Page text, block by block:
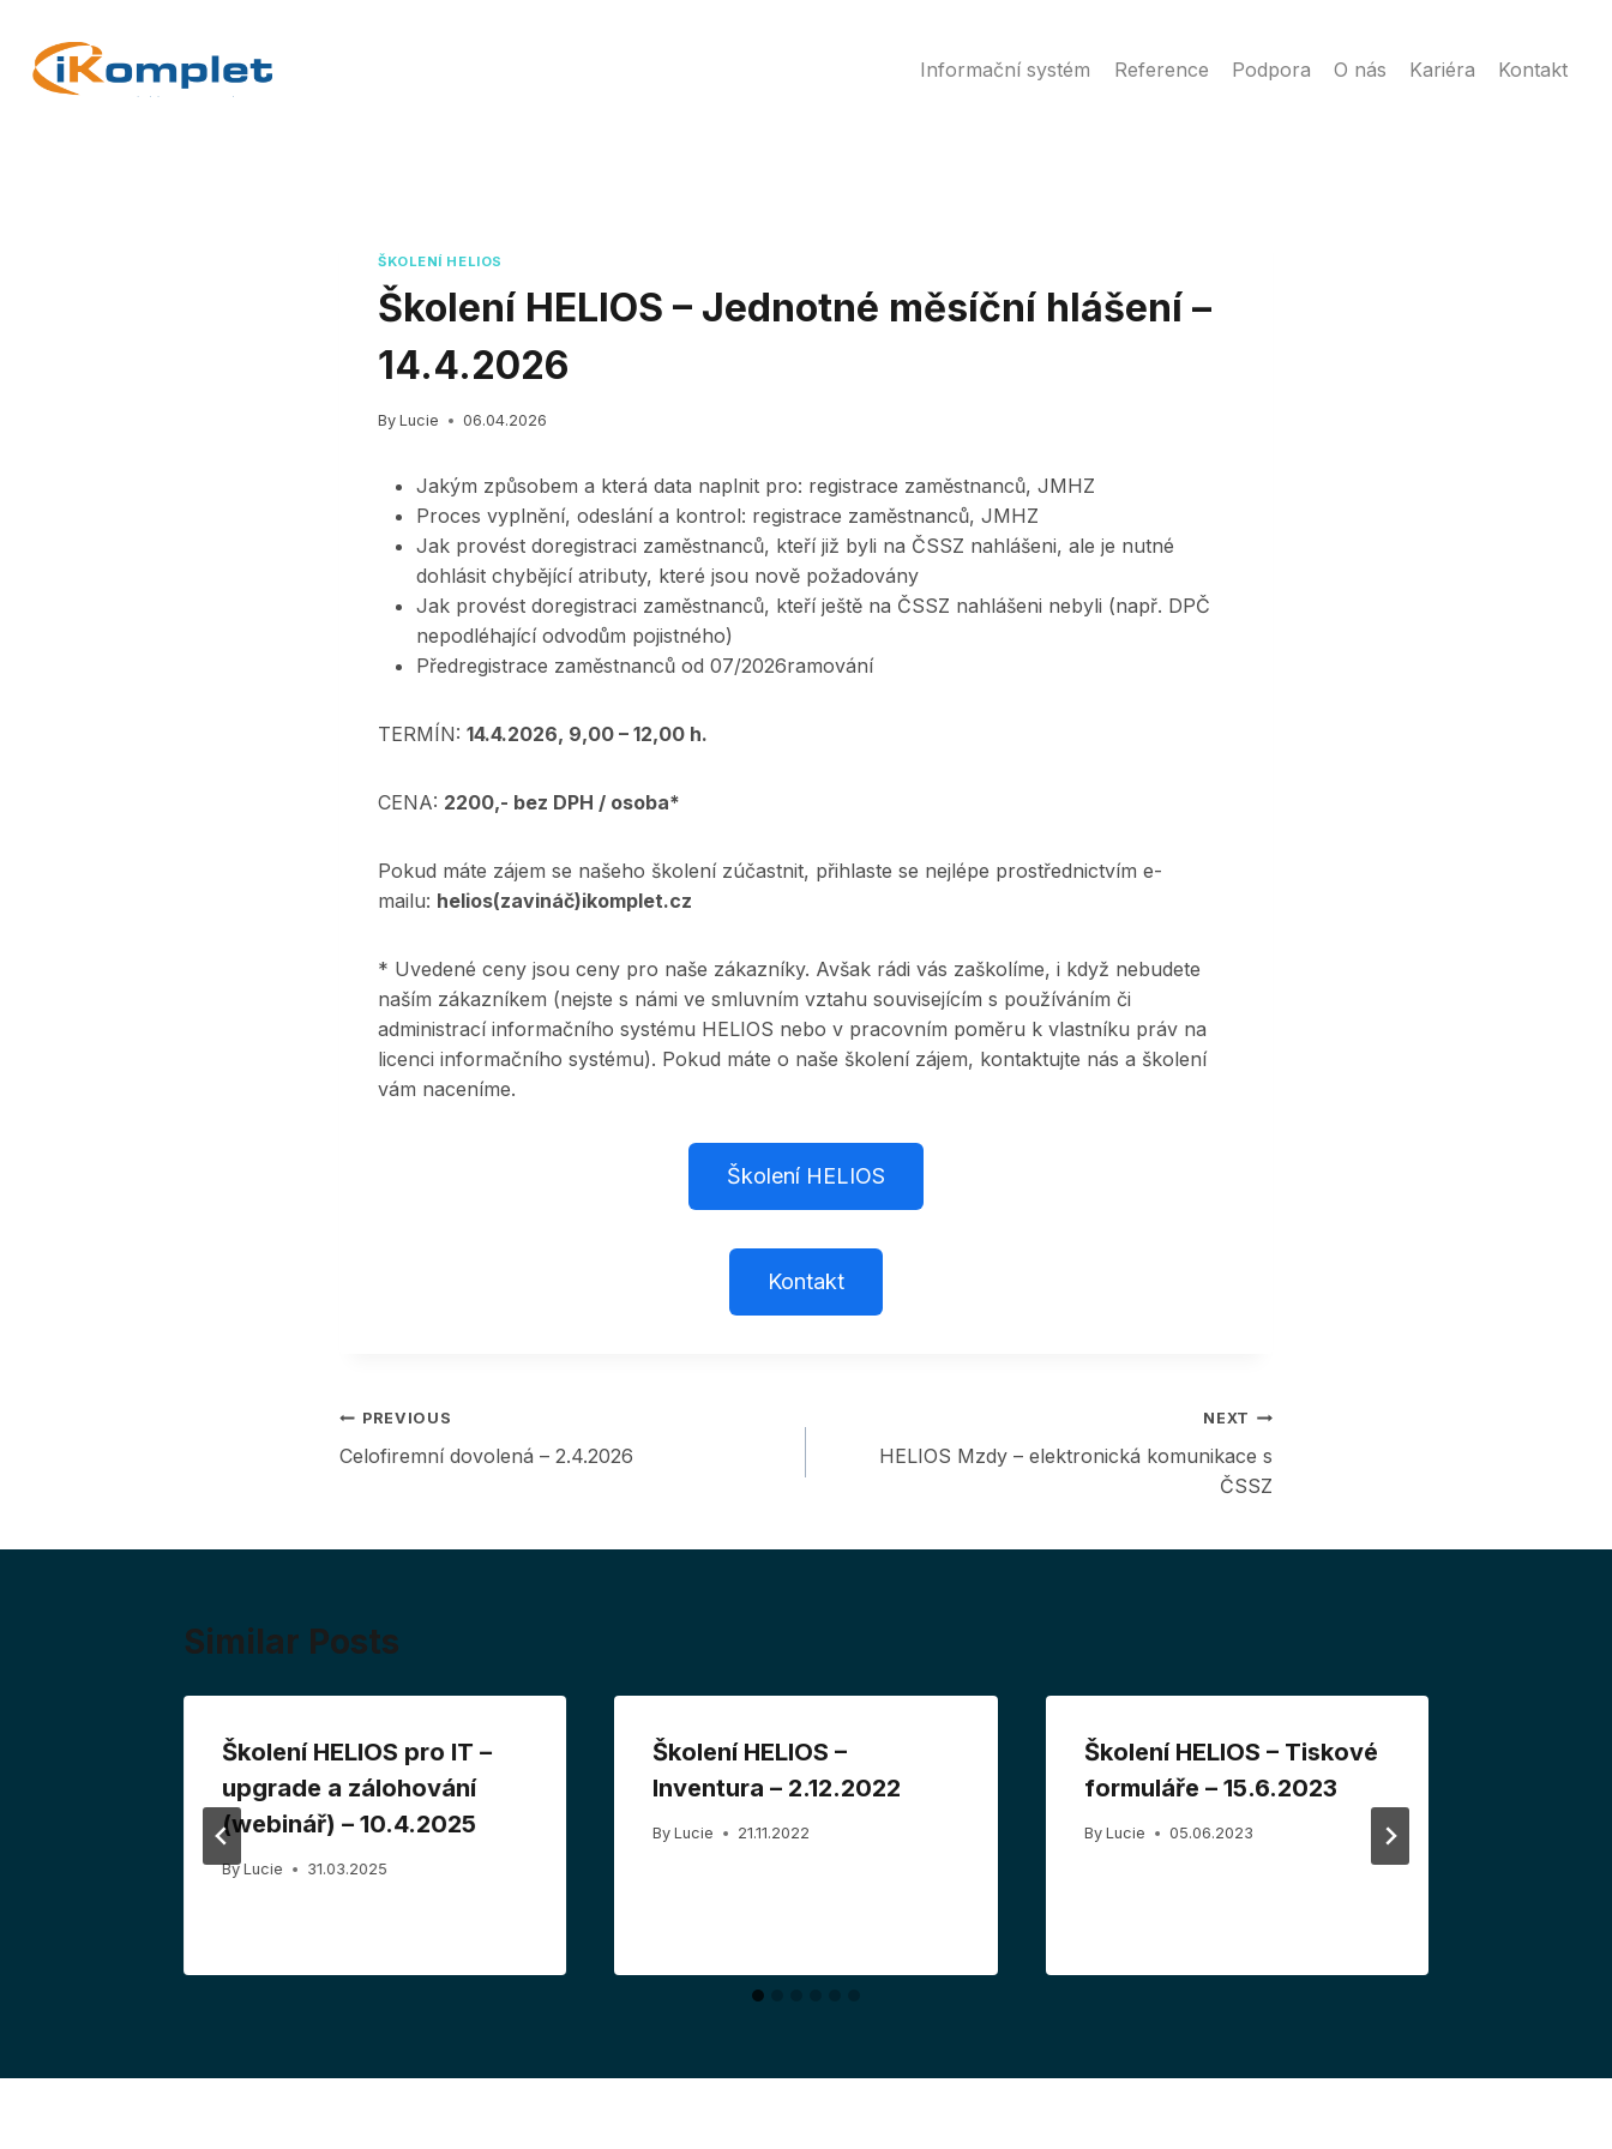
content
Informační systém Reference Podpora O nás Kariéra Kontakt
ŠKOLENÍ HELIOS
Školení HELIOS – Jednotné měsíční hlášení –
14.4.2026
By Lucie 06.04.2026
Jakým způsobem a která data naplnit pro: registrace zaměstnanců, JMHZ
Proces vyplnění, odeslání a kontrol: registrace zaměstnanců, JMHZ
Jak provést doregistraci zaměstnanců, kteří již byli na ČSSZ nahlášeni, ale je nutné
dohlásit chybějící atributy, které jsou nově požadovány
Jak provést doregistraci zaměstnanců, kteří ještě na ČSSZ nahlášeni nebyli (např. DPČ
nepodléhající odvodům pojistného)
Předregistrace zaměstnanců od 07/2026ramování
TERMÍN: 14.4.2026, 9,00 – 12,00 h.
CENA: 2200,- bez DPH / osoba*
Pokud máte zájem se našeho školení zúčastnit, přihlaste se nejlépe prostřednictvím e-
mailu: helios(zavináč)ikomplet.cz
* Uvedené ceny jsou ceny pro naše zákazníky. Avšak rádi vás zaškolíme, i když nebudete
naším zákazníkem (nejste s námi ve smluvním vztahu souvisejícím s používáním či
administrací informačního systému HELIOS nebo v pracovním poměru k vlastníku práv na
licenci informačního systému). Pokud máte o naše školení zájem, kontaktujte nás a školení
vám naceníme.
Školení HELIOS
Kontakt
Post
navigation
PREVIOUS
Celofiremní dovolená – 2.4.2026
NEXT
HELIOS Mzdy – elektronická komunikace s
ČSSZ
Similar Posts
Školení HELIOS pro IT –
upgrade a zálohování
(webinář) – 10.4.2025
By Lucie 31.03.2025
Školení HELIOS –
Inventura – 2.12.2022
By Lucie 21.11.2022
Školení HELIOS – Tiskové
formuláře – 15.6.2023
By Lucie 05.06.2023